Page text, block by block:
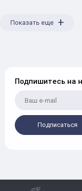
Показать еще +
Подпишитесь на
Подписаться